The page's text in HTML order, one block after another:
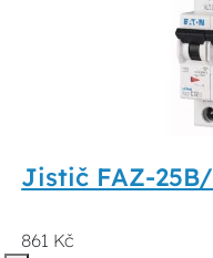
Jistič FAZ-
861 Kč